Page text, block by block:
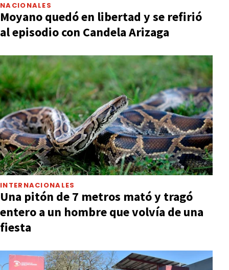
NACIONALES
Moyano quedó en libertad y se refirió
al episodio con Candela Arizaga
INTERNACIONALES
Una pitón de 7 metros mató y tragó
entero a un hombre que volvía de una
fiesta